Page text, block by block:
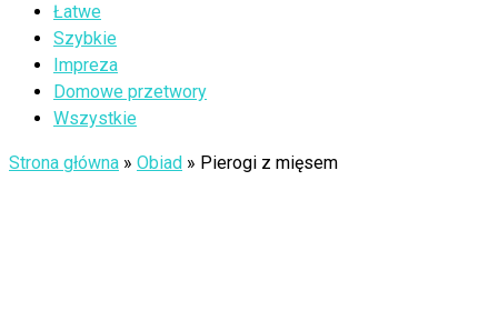
Łatwe
Szybkie
Impreza
Domowe przetwory
Wszystkie
Strona główna » Obiad » Pierogi z mięsem